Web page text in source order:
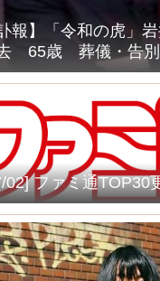
訃報】「令和の虎」
65歳 葬儀・告別
で密葬
02] ファミ通TOP30